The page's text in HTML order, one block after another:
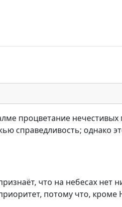
процветание нечестивых
справедливость; однако
что на небесах нет
потому что, кроме